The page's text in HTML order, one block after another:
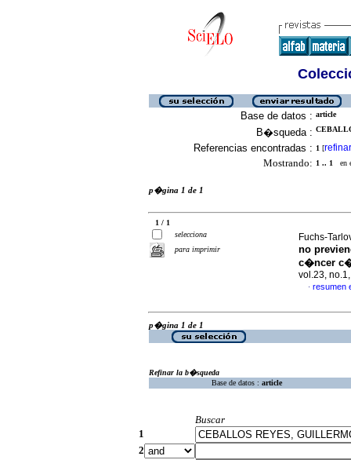
Base de datos : article
B�squeda :
Referencias encontradas : 1 [refinar
Mostrando: 1 .. 1 en
p�gina 1 de 1
1 / 1
selecciona
para imprimir
Fuchs-
no
c�ncer
vol.23,
· resumen
p�gina 1 de 1
Refinar la b�squeda
Base de datos : article
Buscar
1
2